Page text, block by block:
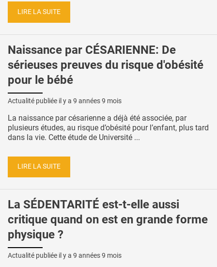
LIRE LA SUITE
Naissance par CÉSARIENNE: De
sérieuses preuves du risque d'obésité
pour le bébé
Actualité publiée il y a 9 années 9 mois
La naissance par césarienne a déjà été associée, par
plusieurs études, au risque d’obésité pour l’enfant, plus tard
dans la vie. Cette étude de Université ...
LIRE LA SUITE
La SÉDENTARITÉ est-t-elle aussi
critique quand on est en grande forme
physique ?
Actualité publiée il y a 9 années 9 mois